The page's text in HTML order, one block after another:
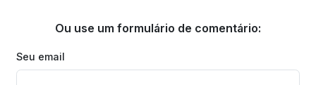
Ou use um formulário de comentário:
Seu email